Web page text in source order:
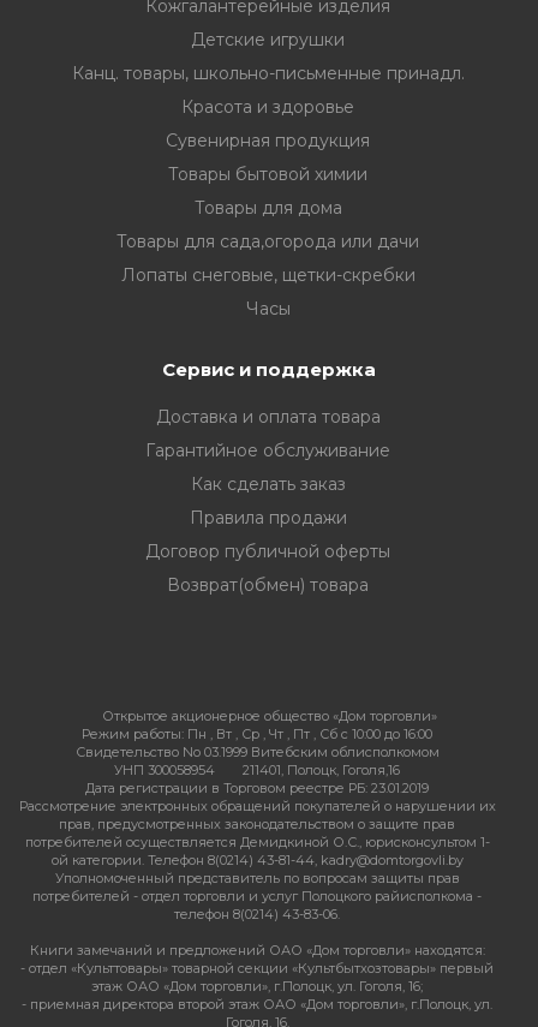
Кожгалантерейные изделия
Детские игрушки
Канц. товары, школьно-письменные принадл.
Красота и здоровье
Сувенирная продукция
Товары бытовой химии
Товары для дома
Товары для сада,огорода или дачи
Лопаты снеговые, щетки-скребки
Часы
Сервис и поддержка
Доставка и оплата товара
Гарантийное обслуживание
Как сделать заказ
Правила продажи
Договор публичной оферты
Возврат(обмен) товара
Открытое акционерное общество «Дом торговли»
Режим работы: Пн , Вт , Ср , Чт , Пт , Сб c 10:00 до 16:00
Свидетельство No 03.1999 Витебским облисполкомом
УНП 300058954
211401, Полоцк, Гоголя,16
Дата регистрации в Торговом реестре РБ: 23.01.2019
Рассмотрение электронных обращений покупателей о нарушении их
прав, предусмотренных законодательством о защите прав
потребителей осуществляется Демидкиной О.С., юрисконсультом 1-
ой категории. Телефон 8(0214) 43-81-44, kadry@domtorgovli.by
Уполномоченный представитель по вопросам защиты прав
потребителей - отдел торговли и услуг Полоцкого райисполкома -
телефон 8(0214) 43-83-06.
Книги замечаний и предложений ОАО «Дом торговли» находятся:
- отдел «Культтовары» товарной секции «Культбытхозтовары» первый
этаж ОАО «Дом торговли», г.Полоцк, ул. Гоголя, 16;
- приемная директора второй этаж ОАО «Дом торговли», г.Полоцк, ул.
Гоголя, 16.